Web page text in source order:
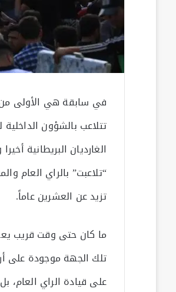
في سابقة هي الأولى من
تتلاعب بالشؤون
الغارديان البريطانية
“تلاعبت” بالراي العام
تزيد عن العشرين عاماً.
ما كان حتى وقت قريب
تلك الجهة موجودة على
على قيادة الراي العام،